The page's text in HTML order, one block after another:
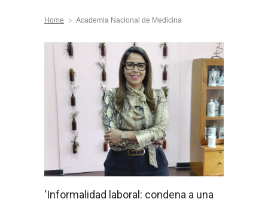
Home Academia Nacional de Medicina
‘Informalidad laboral: condena a una